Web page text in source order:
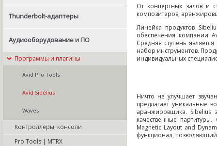
Thunderbolt-адаптеры
Аудиооборудование и ПО
Программы и плагины
Avid Pro Tools
Avid Sibelius
Waves
Контроллеры, консоли
Pro Tools | MTRX
От концертных залов и
композитеров,
Линейка продуктов
обеспечения компании
Средняя ступень
набор инструментов.
индивидуальных
Ничто не улучшает
предлагает уникальные
аранжировщика. Sibelius
качественные
Magnetic Layout and
функционал, позволяющий